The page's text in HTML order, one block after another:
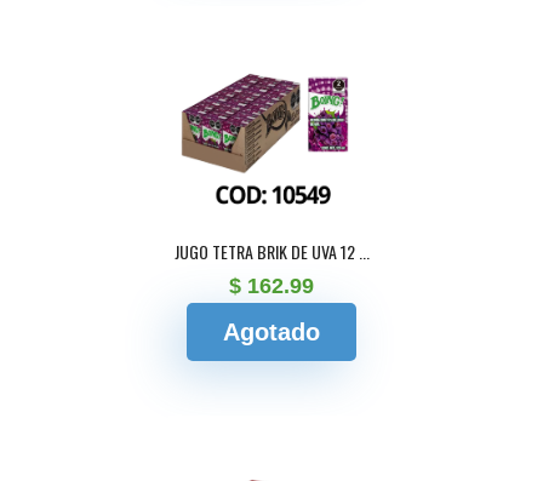
JUGO TETRA BRIK DE UVA 12 ...
$ 162.99
Agotado